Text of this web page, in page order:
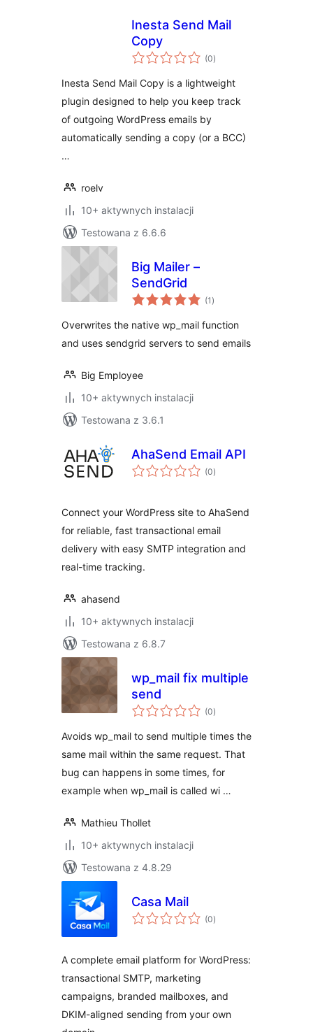
Inesta Send Mail
Copy
(0wszystkich
ocen
)
Inesta Send Mail Copy is a lightweight
plugin designed to help you keep track
of outgoing WordPress emails by
automatically sending a copy (or a BCC)
…
roelv
10+ aktywnych instalacji
Testowana z 6.6.6
Big Mailer –
SendGrid
(1 wszystkich
ocen
)
Overwrites the native wp_mail function
and uses sendgrid servers to send emails
Big Employee
10+ aktywnych instalacji
Testowana z 3.6.1
AhaSend Email API
(0wszystkich
ocen
)
Connect your WordPress site to AhaSend
for reliable, fast transactional email
delivery with easy SMTP integration and
real-time tracking.
ahasend
10+ aktywnych instalacji
Testowana z 6.8.7
wp_mail fix multiple
send
(0wszystkich
ocen
)
Avoids wp_mail to send multiple times the
same mail within the same request. That
bug can happens in some times, for
example when wp_mail is called wi …
Mathieu Thollet
10+ aktywnych instalacji
Testowana z 4.8.29
Casa Mail
(0wszystkich
ocen
)
A complete email platform for WordPress:
transactional SMTP, marketing
campaigns, branded mailboxes, and
DKIM-aligned sending from your own